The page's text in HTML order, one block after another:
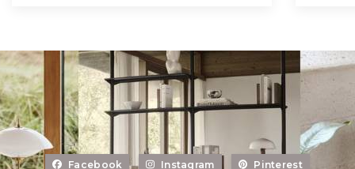
Facebook Instagram Pinterest